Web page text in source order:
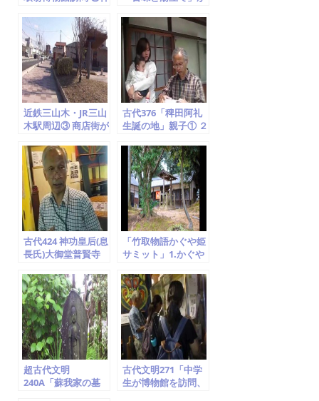
人、月読神社と月読
命
辺市の無形民俗文化
財)
近鉄三山木・JR三山
木駅周辺③ 商店街が
学の学生の街となっ
た
古代376「稗田阿礼
生誕の地」親子① ２
授かった」 (竹取翁
博物館)2014.5.8
古代424 神功皇后(息
長氏)大御堂普賢寺
城宮 かぐや姫 竹
取翁博物館
「竹取物語かぐや姫
サミット」1.かぐや
ぐり!! (竹取翁博物
館) 2014.2.1～2.2
超古代文明
240A「蘇我家の墓
古代文明271「中学
生が博物館を訪問、